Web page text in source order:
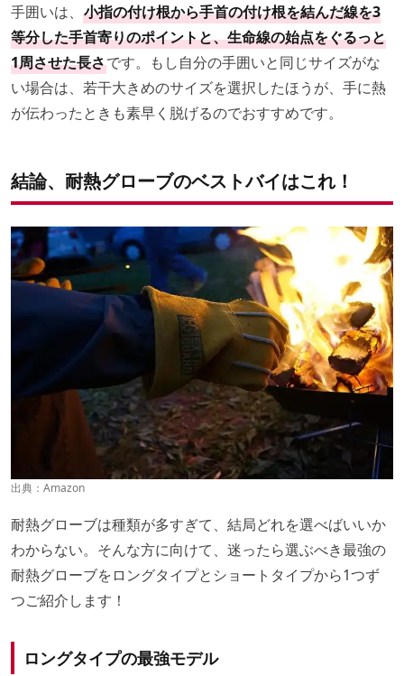
手囲いは、 小指の付け根から手首の付け根を結んだ線を3
等分した手首寄りのポイントと、生命線の始点をぐるっと
1周させた長さです。もし自分の手囲いと同じサイズがな
い場合は、若干大きめのサイズを選択したほうが、手に熱
が伝わったときも素早く脱げるのでおすすめです。
結論、耐熱グローブのベストバイはこれ！
出典： Amazon
耐熱グローブは種類が多すぎて、結局どれを選べばいいか
わからない。そんな方に向けて、迷ったら選ぶべき最強の
耐熱グローブをロングタイプとショートタイプから1つず
つご紹介します！
ロングタイプの最強モデル